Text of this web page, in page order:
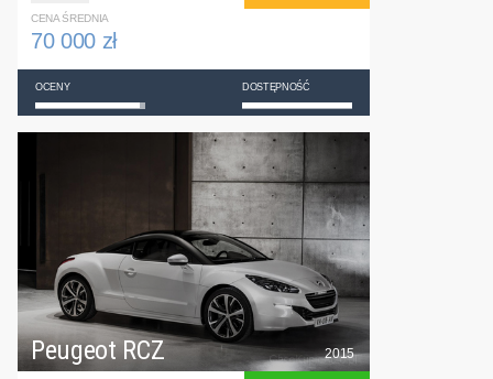
CENA ŚREDNIA
70 000 zł
OCENY DOSTĘPNOŚĆ
Peugeot RCZ 2015